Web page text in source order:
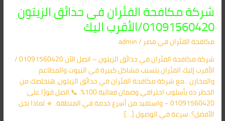
شركة مكافحة الفئران فى حدائق الزيتون
01091560420/الأقرب اليك
مكافحة الفئران​ في مصر/
admin
شركة مكافحة الفئران في حدائق الزيتون – اتصل الآن 01091560420 /
الأقرب إليك الفئران بتسبب مشاكل كبيرة في البيوت والمطاعم
والمخازن…مع شركة مكافحة الفئران في حدائق الزيتون، هنخلصك من
الخطر ده بأسلوب احترافي وضمان فعالية 100%. 📞 اتصل فورًا على
01091560420 – واستفيد من أسرع خدمة في المنطقة. 🔹 لماذا نحن
الأفضل؟. سرعة في الوصول […]
الفئران
فى
حدائق
الزيتون
01091560420/
الأقرب
اليك